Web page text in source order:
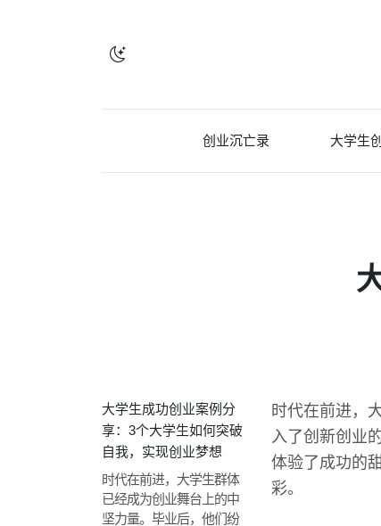
创业沉亡录 大学生
大学生成功创业案例分
享：3个大学生如何突破
自我，实现创业梦想
时代在前进，大学生群体
已经成为创业舞台上的中
坚力量。毕业后，他们纷
时代在前进，
入了创新创业
体验了成功的
彩。